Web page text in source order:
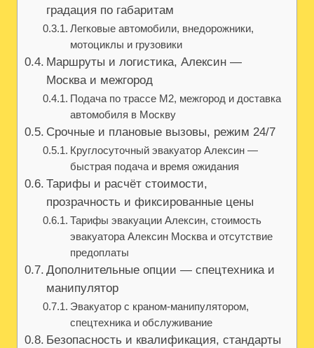
градация по габаритам
Легковые автомобили, внедорожники,
мотоциклы и грузовики
Маршруты и логистика, Алексин —
Москва и межгород
Подача по трассе М2, межгород и доставка
автомобиля в Москву
Срочные и плановые вызовы, режим 24/7
Круглосуточный эвакуатор Алексин —
быстрая подача и время ожидания
Тарифы и расчёт стоимости,
прозрачность и фиксированные цены
Тарифы эвакуации Алексин, стоимость
эвакуатора Алексин Москва и отсутствие
предоплаты
Дополнительные опции — спецтехника и
манипулятор
Эвакуатор с краном-манипулятором,
спецтехника и обслуживание
Безопасность и квалификация, стандарты